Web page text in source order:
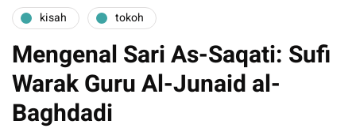
kisah tokoh
Mengenal Sari As-Saqati: Sufi
Warak Guru Al-Junaid al-
Baghdadi